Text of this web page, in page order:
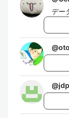
デー
@
@